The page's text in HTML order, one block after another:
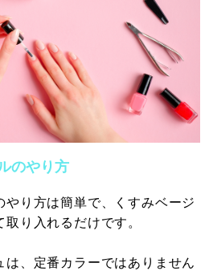
のやり方
やり方は簡単で、くすみベージ
り入れるだけです。
は、定番カラーではありません